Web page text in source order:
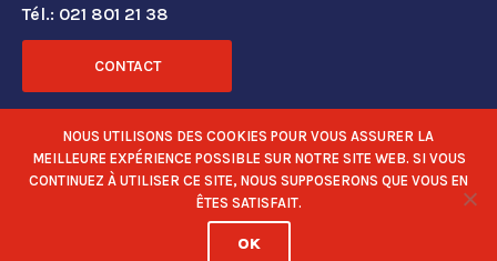
Tél.: 021 801 21 38
CONTACT
RÉSEAUX SOCIAUX
NOUS UTILISONS DES COOKIES POUR VOUS ASSURER LA
MEILLEURE EXPÉRIENCE POSSIBLE SUR NOTRE SITE WEB. SI VOUS
CONTINUEZ À UTILISER CE SITE, NOUS SUPPOSERONS QUE VOUS EN
ÊTES SATISFAIT.
OK